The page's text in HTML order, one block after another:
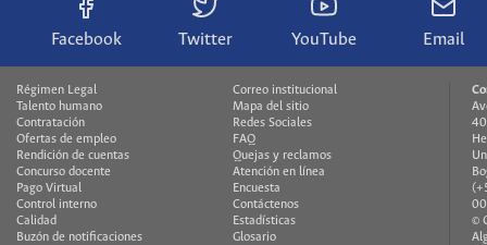
Facebook Twitter YouTube Email
Régimen Legal
Talento humano
Contratación
Ofertas de empleo
Rendición de cuentas
Concurso docente
Pago Virtual
Control interno
Calidad
Buzón de notificaciones
Correo institucional
Mapa del sitio
Redes Sociales
FAQ
Quejas y reclamos
Atención en línea
Encuesta
Contáctenos
Estadísticas
Glosario
©